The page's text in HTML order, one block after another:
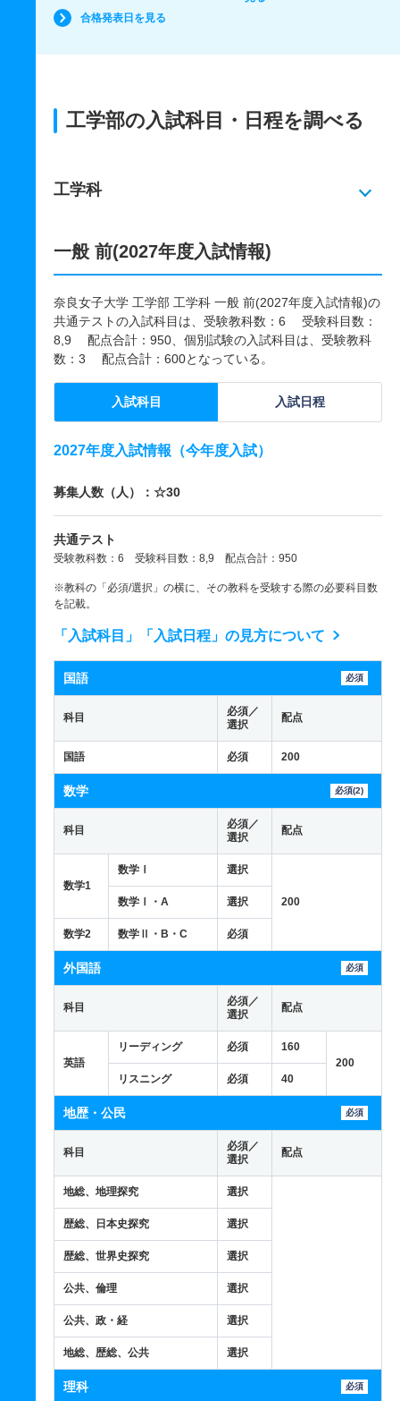
合格発表日を見る
工学部の入試科目・日程を調べる
工学科
一般 前(2027年度入試情報)
奈良女子大学 工学部 工学科 一般 前(2027年度入試情報)の
共通テストの入試科目は、受験教科数：6 受験科目数：
8,9 配点合計：950、個別試験の入試科目は、受験教科
数：3 配点合計：600となっている。
入試科目 入試日程
2027年度入試情報（今年度入試）
募集人数（人）：☆30
共通テスト
受験教科数：6 受験科目数：8,9 配点合計：950
※教科の「必須/選択」の横に、その教科を受験する際の必要科目数
を記載。
「入試科目」「入試日程」の見方について
国語 必須
科目
必須／
選択
配点
国語 必須 200
数学 必須(2)
科目
必須／
選択
配点
数学1
数学Ⅰ 選択
200
数学Ⅰ・A 選択
数学2 数学Ⅱ・B・C 必須
外国語 必須
科目
必須／
選択
配点
英語
リーディング 必須
160
200
リスニング
必須 40
地歴・公民 必須
科目
必須／
選択
配点
地総、地理探究 選択
歴総、日本史探究 選択
歴総、世界史探究 選択
公共、倫理 選択
公共、政・経 選択
地総、歴総、公共 選択
理科 必須